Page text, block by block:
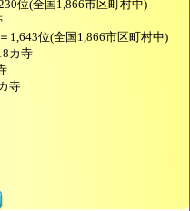
位(全国1,866市区町村中)
1,643位(全国1,866市区町村中)
カ寺
寺